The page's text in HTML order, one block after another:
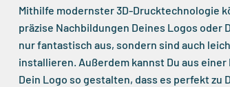
Mithilfe modernster 3D-Drucktechnologie
präzise Nachbildungen Deines Logos oder
nur fantastisch aus, sondern sind auch
installieren. Außerdem kannst Du aus einer
Dein Logo so gestalten, dass es perfekt zu